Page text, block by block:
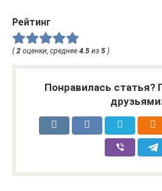
Рейтинг
(2 оценки, среднее 4.5 из 5 )
Понравилась статья?